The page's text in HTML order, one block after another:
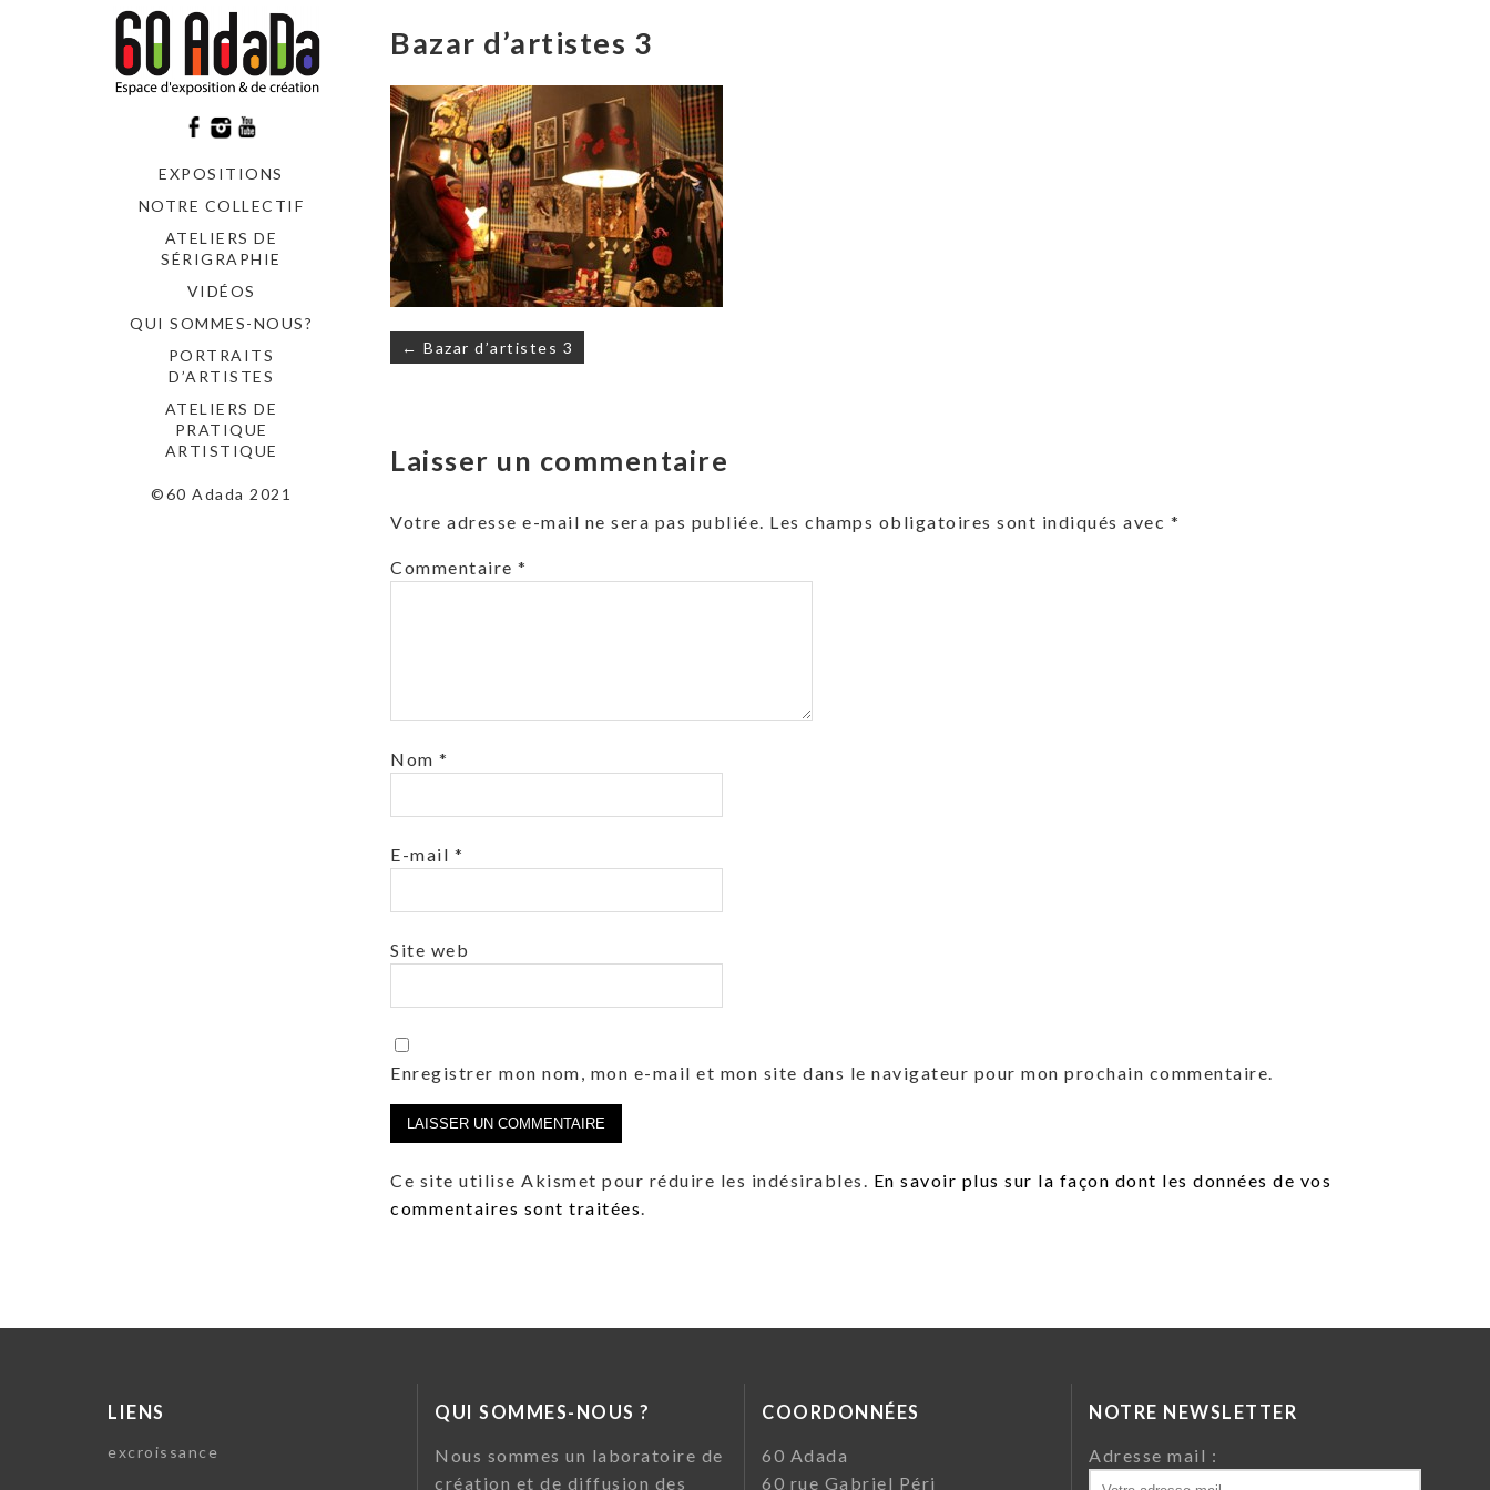
EXPOSITIONS
NOTRE COLLECTIF
ATELIERS DE
SÉRIGRAPHIE
VIDÉOS
QUI SOMMES-NOUS?
PORTRAITS
D’ARTISTES
ATELIERS DE
PRATIQUE
ARTISTIQUE
©60 Adada 2021
Bazar d’artistes 3
Navigation
de
← Bazar d’artistes 3
Laisser un commentaire
Votre adresse e-mail ne sera pas publiée. Les champs obligatoires sont indiqués avec *
Commentaire *
Nom *
E-mail *
Site web
Enregistrer mon nom, mon e-mail et mon site dans le navigateur pour mon prochain commentaire.
Ce site utilise Akismet pour réduire les indésirables. En savoir plus sur la façon dont les données de vos
commentaires sont traitées.
LIENS
excroissance
QUI SOMMES-NOUS ?
Nous sommes un laboratoire de
création et de diffusion des
COORDONNÉES
60 Adada
60 rue Gabriel Péri
NOTRE NEWSLETTER
Adresse mail :